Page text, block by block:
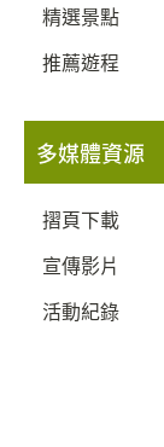
精選景點
推薦遊程
多媒體資源
摺頁下載
宣傳影片
活動紀錄